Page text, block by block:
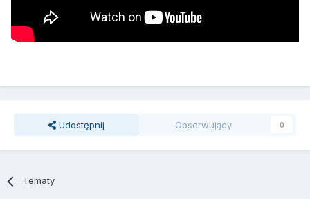
Udostępnij Obserwujący 0
Tematy